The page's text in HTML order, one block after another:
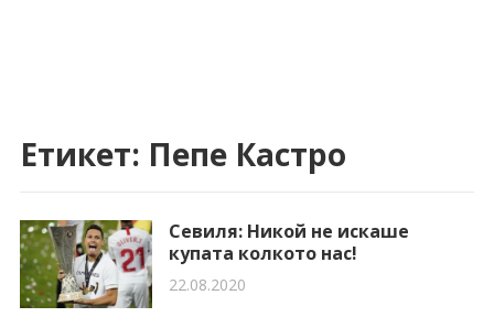
Етикет: Пепе Кастро
Севиля: Никой не искаше
купата колкото нас!
22.08.2020